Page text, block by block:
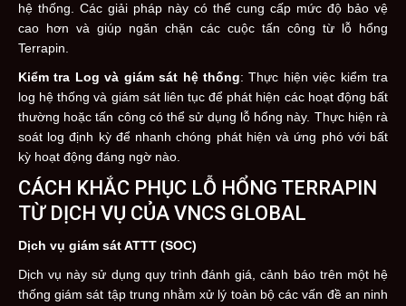
hệ thống. Các giải pháp này có thể cung cấp mức độ bảo vệ
cao hơn và giúp ngăn chặn các cuộc tấn công từ lỗ hổng
Terrapin.
Kiểm tra Log và giám sát hệ thống: Thực hiện việc kiểm tra
log hệ thống và giám sát liên tục để phát hiện các hoạt động bất
thường hoặc tấn công có thể sử dụng lỗ hổng này. Thực hiện rà
soát log định kỳ để nhanh chóng phát hiện và ứng phó với bất
kỳ hoạt động đáng ngờ nào.
CÁCH KHẮC PHỤC LỖ HỔNG TERRAPIN
TỪ DỊCH VỤ CỦA VNCS GLOBAL
Dịch vụ giám sát ATTT (SOC)
Dịch vụ này sử dụng quy trình đánh giá, cảnh báo trên một hệ
thống giám sát tập trung nhằm xử lý toàn bộ các vấn đề an ninh